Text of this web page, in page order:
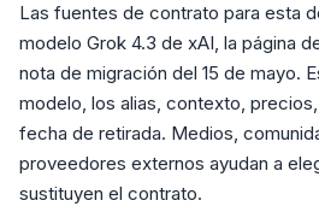
Las fuentes de contrato para esta
modelo Grok 4.3 de xAI, la página
nota de migración del 15 de mayo.
modelo, los alias, contexto,
fecha de retirada. Medios,
proveedores externos ayudan a
sustituyen el contrato.